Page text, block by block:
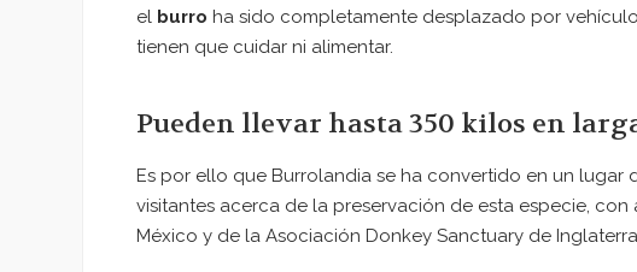
el burro ha sido completamente desplazado por
tienen que cuidar ni alimentar.
Pueden llevar hasta 350 kilos en
Es por ello que Burrolandia se ha convertido en un lugar
visitantes acerca de la preservación de esta especie,
México y de la Asociación Donkey Sanctuary de